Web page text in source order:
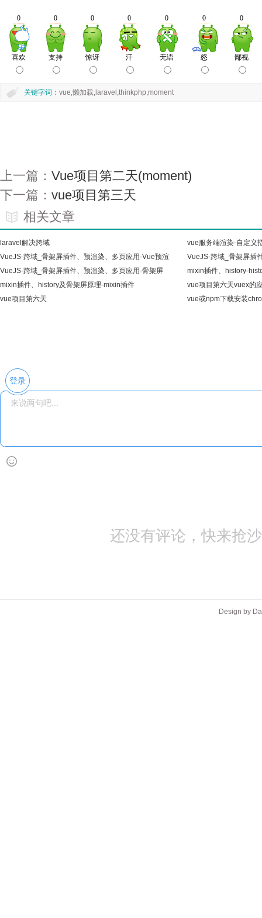
关键字词 ：vue,懒加载,laravel,thinkphp,moment
上一篇： Vue项目第二天(moment)
下一篇： vue项目第三天
相关文章
laravel解决跨域
vue服务端渲染-自定义
VueJS-跨域_骨架屏插件、预渲染、多页应用-Vue预渲
染(
VueJS-跨域_骨架屏插
用
VueJS-跨域_骨架屏插件、预渲染、多页应用-骨架屏
应用
mixin插件、history-
mixin插件、history及骨架屏原理-mixin插件
vue项目第六天vuex的
vue项目第六天
vue或npm下载安装
登录
还没有评论，快来抢
Design by